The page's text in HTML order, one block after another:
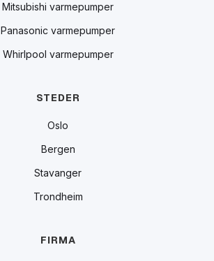
Mitsubishi varmepumper
Panasonic varmepumper
Whirlpool varmepumper
STEDER
Oslo
Bergen
Stavanger
Trondheim
FIRMA